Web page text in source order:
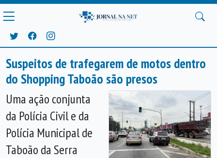
Suspeitos de trafegarem de motos dentro
do Shopping Taboão são presos
Uma ação conjunta
da Polícia Civil e da
Polícia Municipal de
Taboão da Serra